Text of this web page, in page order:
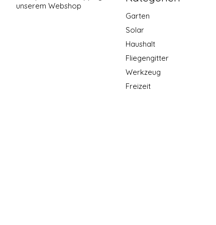
unserem Webshop
Garten
Solar
Haushalt
Fliegengitter
Werkzeug
Freizeit